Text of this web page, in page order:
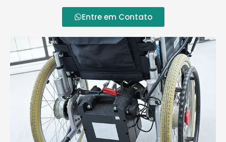
Entre em Contato